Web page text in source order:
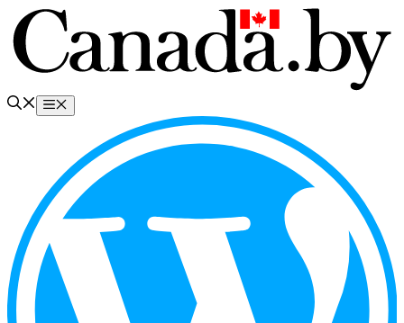
Перейти
содержимому
Меню